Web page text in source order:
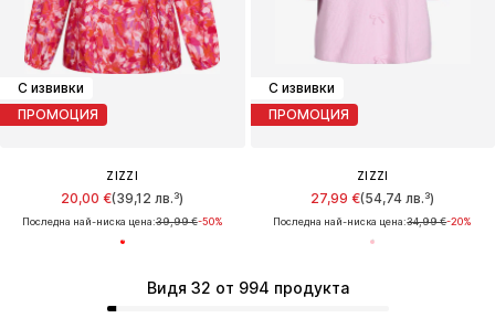
Видя 32 от 994 продукта
С извивки
ПРОМОЦИЯ
ZIZZI
20,00 €(39,12 лв.³)
Последна най-ниска цена:39,99 €-50%
С извивки
ПРОМОЦИЯ
ZIZZI
27,99 €(54,74 лв.³)
Последна най-ниска цена:34,99 €-20%